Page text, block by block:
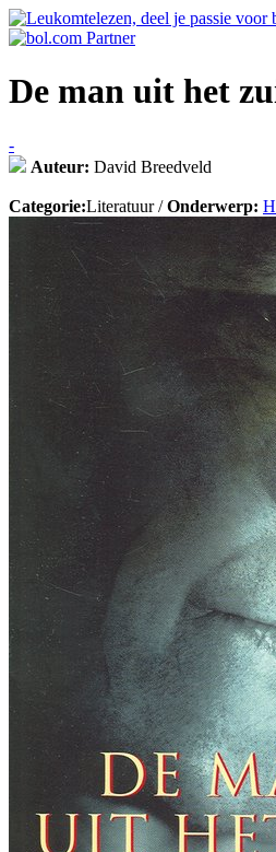
De man uit het
-
Auteur: David Breedveld
Categorie:Literatuur /Onderwerp: